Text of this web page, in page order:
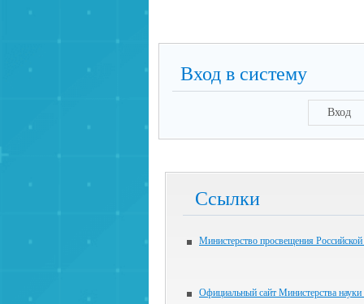
Вход в систему
Вход
Ссылки
Министерство просвещения
Официальный сайт Министерства